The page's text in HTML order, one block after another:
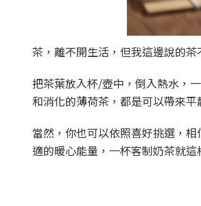
茶，離不開生活，但我這邊說的
把茶葉放入杯/壺中，倒入熱水，
和消化的薄荷茶，都是可以帶來
當然，你也可以依照喜好挑選，
適的暖心能量，一杯客制奶茶就